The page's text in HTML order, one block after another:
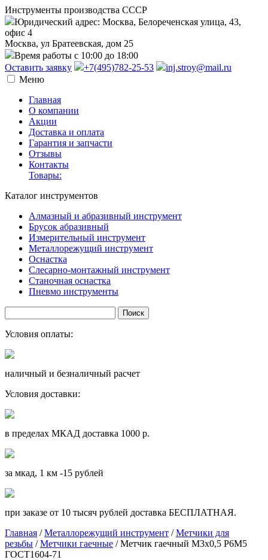
Инструменты производства СССР
Юридический адрес: Москва, Белореченская улица, 43,
офис 4
Москва, ул Братеевская, дом 25
Время работы с 10:00 до 18:00
Оставить заявку
+7(495)782-25-53
inj.stroy@mail.ru
Меню
Главная
О компании
Акции
Доставка и оплата
Гарантия и запчасти
Отзывы
Контакты
Товары:
Каталог инструментов
Алмазный и абразивный инструмент
Брусок абразивный
Измерительный инструмент
Металлорежущий инструмент
Оснастка
Слесарно-монтажный инструмент
Станочная оснастка
Пневмо инструменты
Условия оплаты:
наличный и безналичный расчет
Условия доставки:
в пределах МКАД доставка 1000 р.
за мкад, 1 км -15 рублей
при заказе от 10 тысяч рублей доставка БЕСПЛАТНАЯ.
Главная /Металлорежущий инструмент /Метчики для
резьбы /Метчики гаечные / Метчик гаечный М3х0,5 Р6М5
ГОСТ1604-71